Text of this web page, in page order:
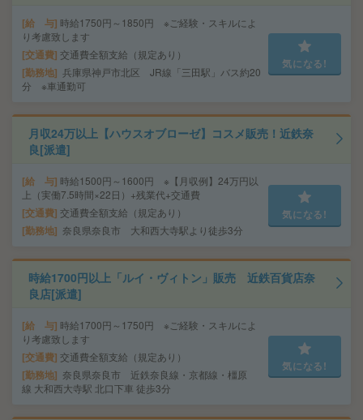
給 与 時給1750円～1850円 ※ご経験・スキルによ
り考慮致します
交通費 交通費全額支給（規定あり）
勤務地 兵庫県神戸市北区 JR線「三田駅」バス約20
分 ※車通勤可
気になる!
月収24万以上【ハウスオブローゼ】コスメ販売！近鉄奈
良[派遣]
給 与 時給1500円～1600円 ※【月収例】24万円以
上（実働7.5時間×22日）+残業代+交通費
交通費 交通費全額支給（規定あり）
勤務地 奈良県奈良市 大和西大寺駅より徒歩3分
気になる!
時給1700円以上「ルイ・ヴィトン」販売 近鉄百貨店奈
良店[派遣]
給 与 時給1700円～1750円 ※ご経験・スキルによ
り考慮致します
交通費 交通費全額支給（規定あり）
勤務地
奈良県奈良市 近鉄奈良線・京都線・橿原
線 大和西大寺駅 北口下車 徒歩3分
気になる!